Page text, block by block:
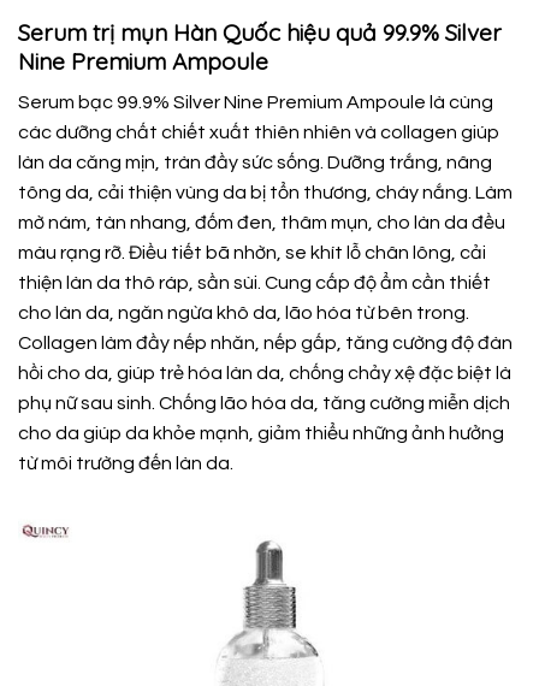
Serum trị mụn Hàn Quốc hiệu quả 99.9% Silver
Nine Premium Ampoule
Serum bạc 99.9% Silver Nine Premium Ampoule là cùng
các dưỡng chất chiết xuất thiên nhiên và collagen giúp
làn da căng mịn, tràn đầy sức sống. Dưỡng trắng, nâng
tông da, cải thiện vùng da bị tổn thương, cháy nắng. Làm
mờ nám, tàn nhang, đốm đen, thâm mụn, cho làn da đều
màu rạng rỡ. Điều tiết bã nhờn, se khít lỗ chân lông, cải
thiện làn da thô ráp, sần sùi. Cung cấp độ ẩm cần thiết
cho làn da, ngăn ngừa khô da, lão hóa từ bên trong.
Collagen làm đầy nếp nhăn, nếp gấp, tăng cường độ đàn
hồi cho da, giúp trẻ hóa làn da, chống chảy xệ đặc biệt là
phụ nữ sau sinh. Chống lão hóa da, tăng cường miễn dịch
cho da giúp da khỏe mạnh, giảm thiểu những ảnh hưởng
từ môi trường đến làn da.